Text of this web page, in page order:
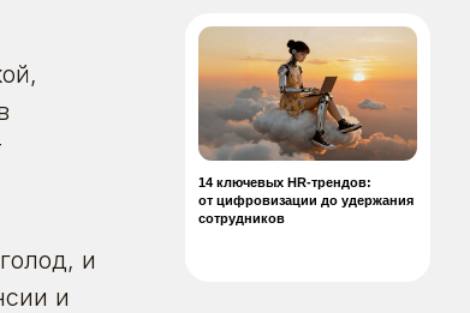
от цифровизации до удержания
и
и